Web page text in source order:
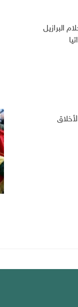
2022 .. أحلام البرازيل